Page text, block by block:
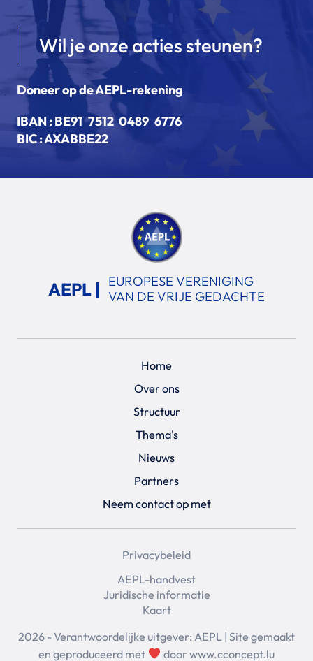
Wil je onze acties steunen?
Doneer op de AEPL-rekening
IBAN :BE91 7512 0489 6776
BIC : AXABBE22
AEPL |
EUROPESE VERENIGING
VAN DE VRIJE GEDACHTE
Home
Over ons
Structuur
Thema's
Nieuws
Partners
Neem contact op met
Privacybeleid
AEPL-handvest
Juridische informatie
Kaart
2026 - Verantwoordelijke uitgever: AEPL | Site gemaakt
en geproduceerd met
door www.cconcept.lu